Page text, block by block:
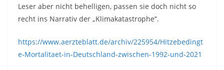
Leser aber nicht behelligen, passen sie doch nicht so
recht ins Narrativ der „Klimakatastrophe“.
https://www.aerzteblatt.de/archiv/225954/Hitzebedingt
e-Mortalitaet-in-Deutschland-zwischen-1992-und-2021